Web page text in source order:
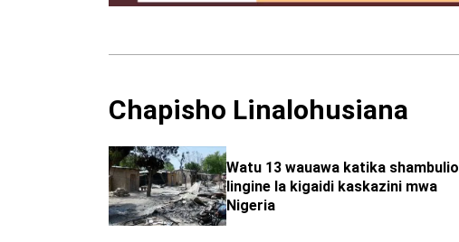
Chapisho Linalohusiana
Watu 13 wauawa katika shambulio
lingine la kigaidi kaskazini mwa
Nigeria